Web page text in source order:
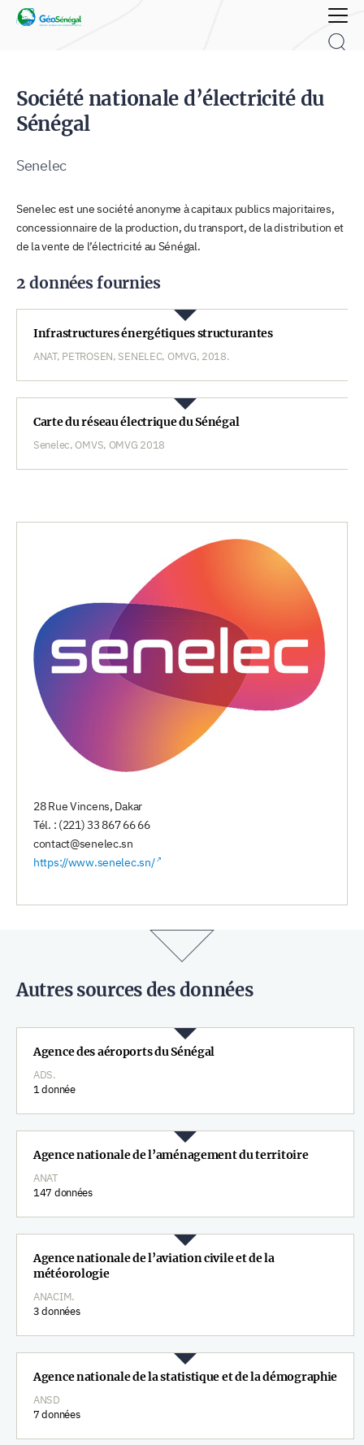
Rechercher :
Société nationale d’électricité du
Sénégal
Senelec
Senelec est une société anonyme à capitaux publics majoritaires,
concessionnaire de la production, du transport, de la distribution et
de la vente de l’électricité au Sénégal.
2 données fournies
Infrastructures énergétiques structurantes
ANAT, PETROSEN, SENELEC, OMVG, 2018.
Carte du réseau électrique du Sénégal
Senelec, OMVS, OMVG 2018
28 Rue Vincens, Dakar
Tél. : (221) 33 867 66 66
contact@senelec.sn
https://www.senelec.sn/
Autres sources des données
Agence des aéroports du Sénégal
ADS.
1 donnée
Agence nationale de l’aménagement du territoire
ANAT
147 données
Agence nationale de l’aviation civile et de la
météorologie
ANACIM.
3 données
Agence nationale de la statistique et de la démographie
ANSD
7 données